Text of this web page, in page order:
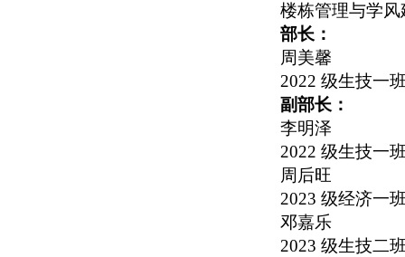
楼栋管理与学风
部长：
周美馨
2022 级生技一
副部长：
李明泽
2022 级生技一
周后旺
2023 级经济一
邓嘉乐
2023 级生技二